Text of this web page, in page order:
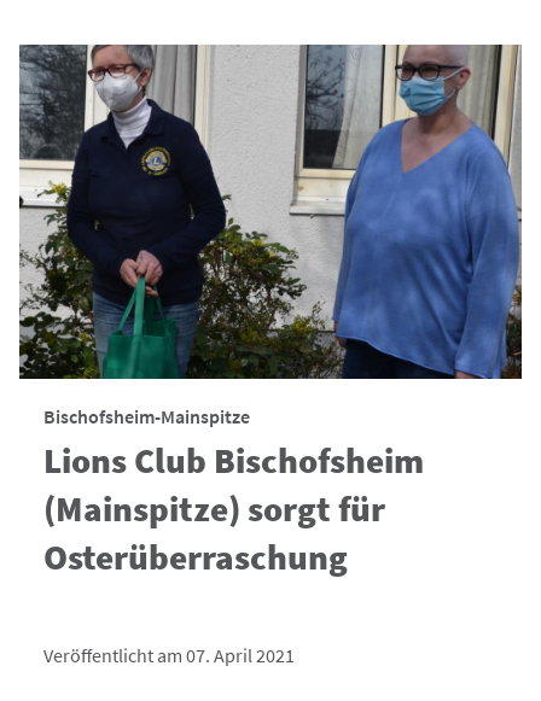
Bischofsheim-Mainspitze
Lions Club Bischofsheim
(Mainspitze) sorgt für
Osterüberraschung
Veröffentlicht am 07. April 2021